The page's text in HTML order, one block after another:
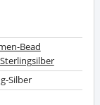
Bead
Silber